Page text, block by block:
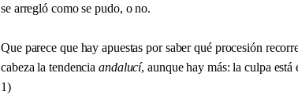
se arregló como se pudo, o no.
Que parece que hay apuestas por saber qué procesión
cabeza la tendenciaandalucí, aunque hay más: la culpa
1)